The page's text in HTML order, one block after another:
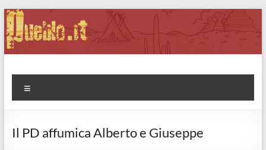
Salta
al
contenuto
Pueblo.it
Fabio Forte, ovvero: il richiamo della Foresta
Il PD affumica Alberto e Giuseppe